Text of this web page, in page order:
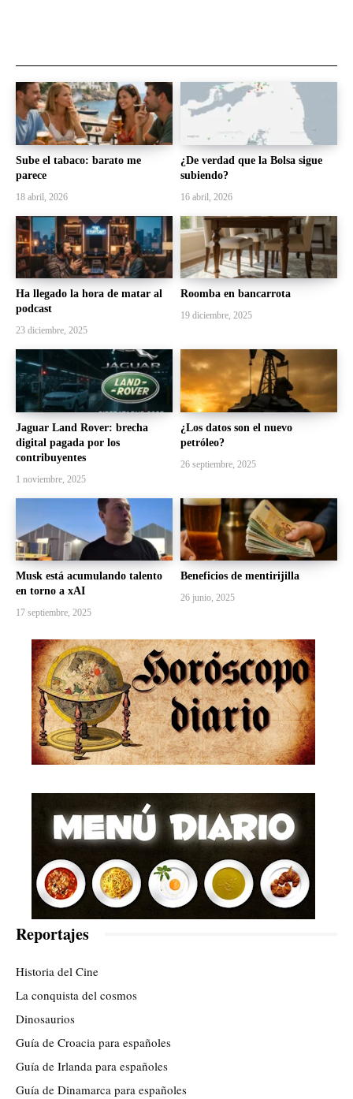
Sube el tabaco: barato me
parece
18 abril, 2026
¿De verdad que la Bolsa sigue
subiendo?
16 abril, 2026
Ha llegado la hora de matar al
podcast
23 diciembre, 2025
Roomba en bancarrota
19 diciembre, 2025
Jaguar Land Rover: brecha
digital pagada por los
contribuyentes
1 noviembre, 2025
¿Los datos son el nuevo
petróleo?
26 septiembre, 2025
Musk está acumulando talento
en torno a xAI
17 septiembre, 2025
Beneficios de mentirijilla
26 junio, 2025
Reportajes
Historia del Cine
La conquista del cosmos
Dinosaurios
Guía de Croacia para españoles
Guía de Irlanda para españoles
Guía de Dinamarca para españoles